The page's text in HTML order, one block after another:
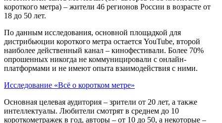
короткого метра) – жители 46 регионов России в возрасте от
18 до 50 лет.
По данным исследования, основной площадкой для
дистрибьюции короткого метра остается YouTube, второй
наиболее действенный канал – кинофестивали. Более 70%
опрошенных никогда не коммуницировали с онлайн-
платформами и не имеют опыта взаимодействия с ними.
Исследование «Всё о коротком метре»
Основная целевая аудитория – зрители от 20 лет, а также
интеллектуалы. Любители смотрят в среднем до 10
короткометражек в год, авторы – от 10 до 50, а некоторые –